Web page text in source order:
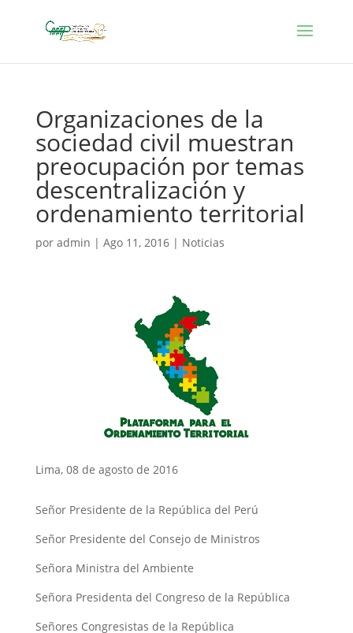
Organizaciones de la
sociedad civil muestran
preocupación por temas
descentralización y
ordenamiento territorial
por admin | Ago 11, 2016| Noticias
Lima, 08 de agosto de 2016
Señor Presidente de la República del Perú
Señor Presidente del Consejo de Ministros
Señora Ministra del Ambiente
Señora Presidenta del Congreso de la República
Señores Congresistas de la República